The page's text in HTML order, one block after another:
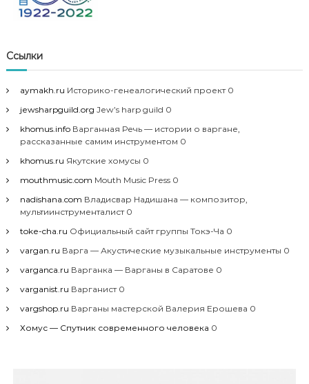
Ссылки
aymakh.ru Историко-генеалогический проект 0
jewsharpguild.org Jew’s harp guild 0
khomus.infoВарганная Речь — истории о варгане,
рассказанные самим инструментом 0
khomus.ru Якутские хомусы 0
mouthmusic.com Mouth Music Press 0
nadishana.com Владисвар Надишана — композитор,
мультиинструменталист 0
toke-cha.ru Официальный сайт группы Токэ-Ча 0
vargan.ru Варга — Акустические музыкальные инструменты 0
varganca.ru Варганка — Варганы в Саратове 0
varganist.ru Варганист 0
vargshop.ru Варганы мастерской Валерия Ерошева 0
Хомус — Спутник современного человека 0